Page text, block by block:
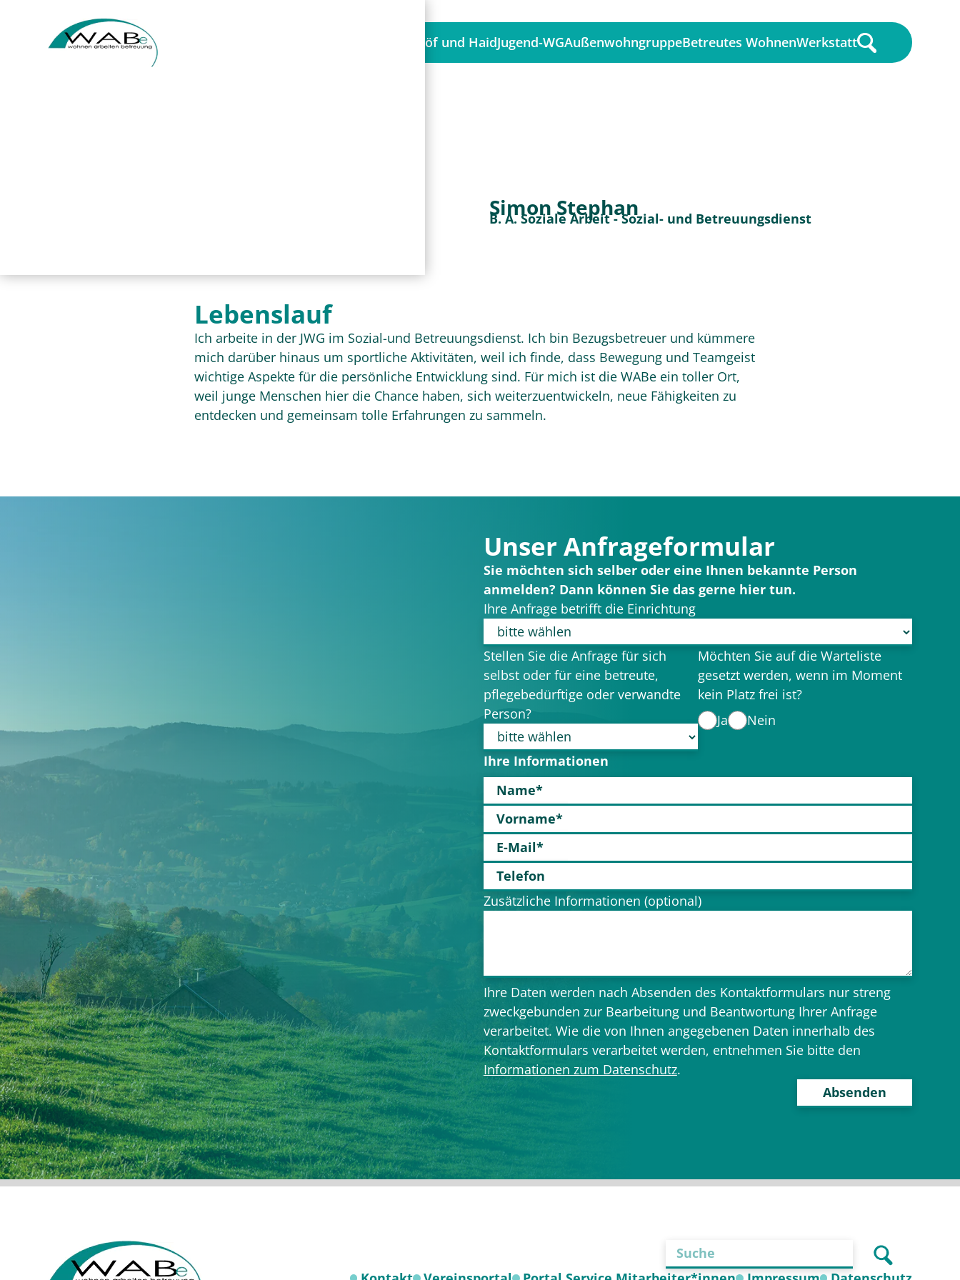
Höf und HaidJugend-WGAußenwohngruppeBetreutes WohnenWerkstatt
Simon Stephan
B. A. Soziale Arbeit - Sozial- und Betreuungsdienst
Lebenslauf
Ich arbeite in der JWG im Sozial-und Betreuungsdienst. Ich bin Bezugsbetreuer und kümmere
mich darüber hinaus um sportliche Aktivitäten, weil ich finde, dass Bewegung und Teamgeist
wichtige Aspekte für die persönliche Entwicklung sind. Für mich ist die WABe ein toller Ort,
weil junge Menschen hier die Chance haben, sich weiterzuentwickeln, neue Fähigkeiten zu
entdecken und gemeinsam tolle Erfahrungen zu sammeln.
Unser Anfrageformular
Sie möchten sich selber oder eine Ihnen bekannte Person
anmelden? Dann können Sie das gerne hier tun.
Ihre Anfrage betrifft die Einrichtung
Stellen Sie die Anfrage für sich
selbst oder für eine betreute,
pflegebedürftige oder verwandte
Person?
Möchten Sie auf die Warteliste
gesetzt werden, wenn im Moment
kein Platz frei ist?
Ja
Nein
Ihre Informationen
Name*
Vorname*
E-Mail*
Telefon
Zusätzliche Informationen (optional)
Ihre Daten werden nach Absenden des Kontaktformulars nur streng
zweckgebunden zur Bearbeitung und Beantwortung Ihrer Anfrage
verarbeitet. Wie die von Ihnen angegebenen Daten innerhalb des
Kontaktformulars verarbeitet werden, entnehmen Sie bitte den
Informationen zum Datenschutz.
Bitte
lasse
dieses
Feld
leer.